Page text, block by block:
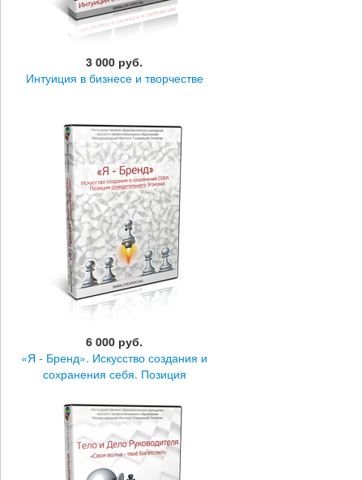
3 000 руб.
Интуиция в бизнесе и творчестве
6 000 руб.
«Я - Бренд». Искусство создания и
сохранения себя. Позиция